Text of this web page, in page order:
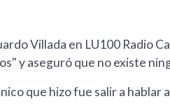
Villada en LU100 Radio
y aseguró que no existe
que hizo fue salir a hablar